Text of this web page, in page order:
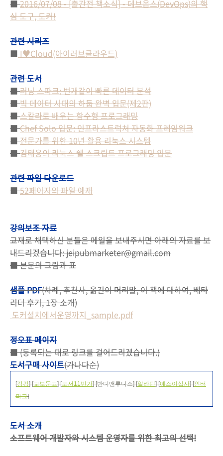
■2016/07/08 - [출간전 책소식] - 데브옵스(DevOps)의 핵
심 도구, 도커!
관련 시리즈
■I♥Cloud(아이러브클라우드)
관련 도서
■러닝 스파크: 번개같이 빠른 데이터 분석
■빅 데이터 시대의 하둡 완벽 입문(제2판)
■스칼라로 배우는 함수형 프로그래밍
■Chef Solo 입문: 인프라스트럭처 자동화 프레임워크
■전문가를 위한 10년 활용 리눅스 시스템
■김태용의 리눅스 쉘 스크립트 프로그래밍 입문
관련 파일 다운로드
■52페이지의 파일 예제
강의보조 자료
교재로 채택하신 분들은 메일을 보내주시면 아래의 자료를 보
내드리겠습니다: jeipubmarketer@gmail.com
■ 본문의 그림과 표
샘플 PDF(차례, 추천사, 옮긴이 머리말, 이 책에 대하여, 베타
리더 후기, 1장 소개)
도커설치에서운영까지_sample.pdf
정오표 페이지
■ (등록되는 대로 링크를 걸어드리겠습니다.)
도서구매 사이트(가나다순)
[강컴] [교보문고] [도서11번가] [반디앤루니스] [알라딘] [예스이십사] [인터
파크]
도서 소개
소프트웨어 개발자와 시스템 운영자를 위한 최고의 선택!